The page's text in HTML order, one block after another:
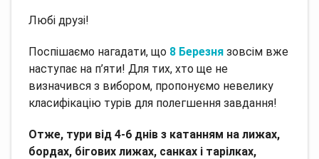
Любі друзі!
Поспішаємо нагадати, що 8 Березня зовсім вже
наступає на п’яти! Для тих, хто ще не
визначився з вибором, пропонуємо невелику
класифікацію турів для полегшення завдання!
Отже, тури від 4-6 днів з катанням на лижах,
бордах, бігових лижах, санках і тарілках,